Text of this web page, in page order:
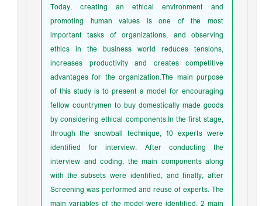
Today, creating an ethical environment and
promoting human values is one of the most
important tasks of organizations, and observing
ethics in the business world reduces tensions,
increases productivity and creates competitive
advantages for the organization.The main purpose
of this study is to present a model for encouraging
fellow countrymen to buy domestically made goods
by considering ethical components.In the first stage,
through the snowball technique, 10 experts were
identified for interview. After conducting the
interview and coding, the main components along
with the subsets were identified, and finally, after
Screening was performed and reuse of experts. The